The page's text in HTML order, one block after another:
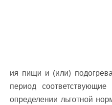
ия пищи и (или)
период
определении льготной